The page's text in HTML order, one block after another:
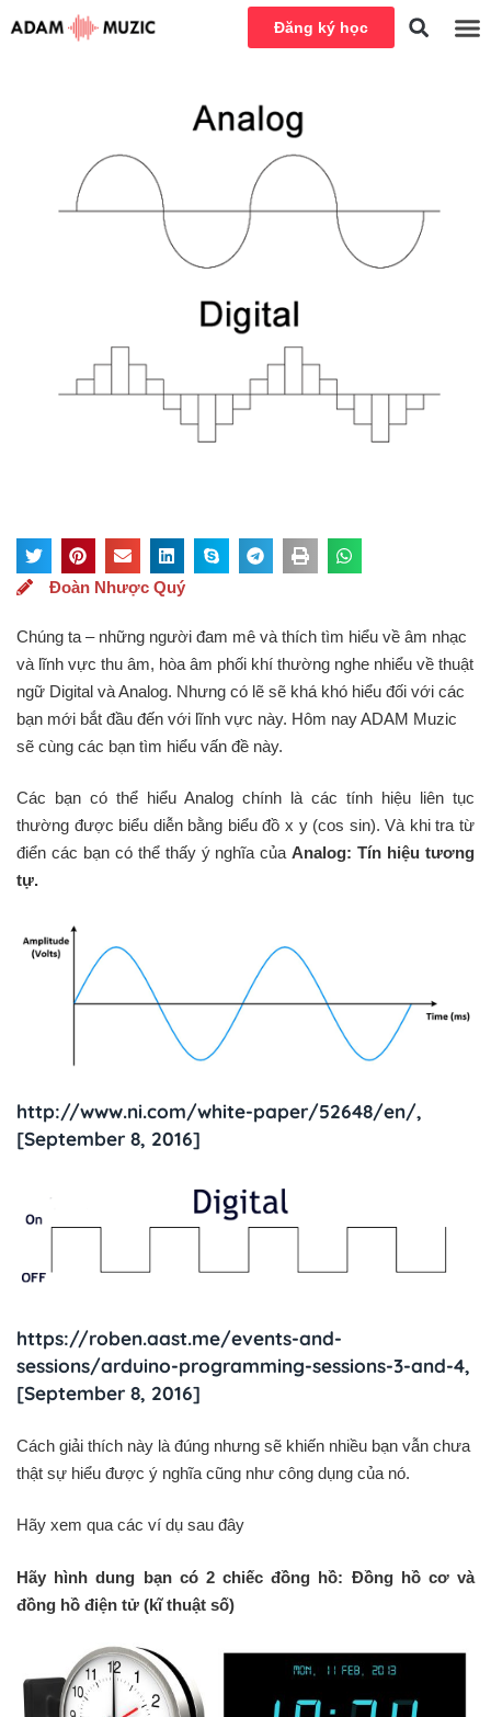
Đăng ký học
Đoàn Nhược Quý
Chúng ta – những người đam mê và thích tìm hiểu về âm nhạc
và lĩnh vực thu âm, hòa âm phối khí thường nghe nhiểu về thuật
ngữ Digital và Analog. Nhưng có lẽ sẽ khá khó hiểu đối với các
bạn mới bắt đầu đến với lĩnh vực này. Hôm nay ADAM Muzic
sẽ cùng các bạn tìm hiểu vấn đề này.
Các bạn có thể hiểu Analog chính là các tính hiệu liên tục
thường được biểu diễn bằng biểu đồ x y (cos sin). Và khi tra từ
điển các bạn có thể thấy ý nghĩa củaAnalog: Tín hiệu tương
tự.
http://www.ni.com/white-paper/52648/en/,
[September 8, 2016]
https://roben.aast.me/events-and-
sessions/arduino-programming-sessions-3-and-4,
[September 8, 2016]
Cách giải thích này là đúng nhưng sẽ khiến nhiều bạn vẫn chưa
thật sự hiểu được ý nghĩa cũng như công dụng của nó.
Hãy xem qua các ví dụ sau đây
Hãy hình dung bạn có 2 chiếc đồng hồ: Đồng hồ cơ và
đồng hồ điện tử (kĩ thuật số)